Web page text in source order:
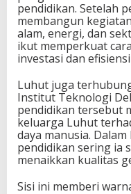
pendidikan. Setelah
membangun
alam, energi, dan
ikut memperkuat
investasi dan
Luhut juga
Institut Teknologi
pendidikan tersebut
keluarga Luhut
daya manusia.
pendidikan sering ia
menaikkan kualitas
Sisi ini memberi